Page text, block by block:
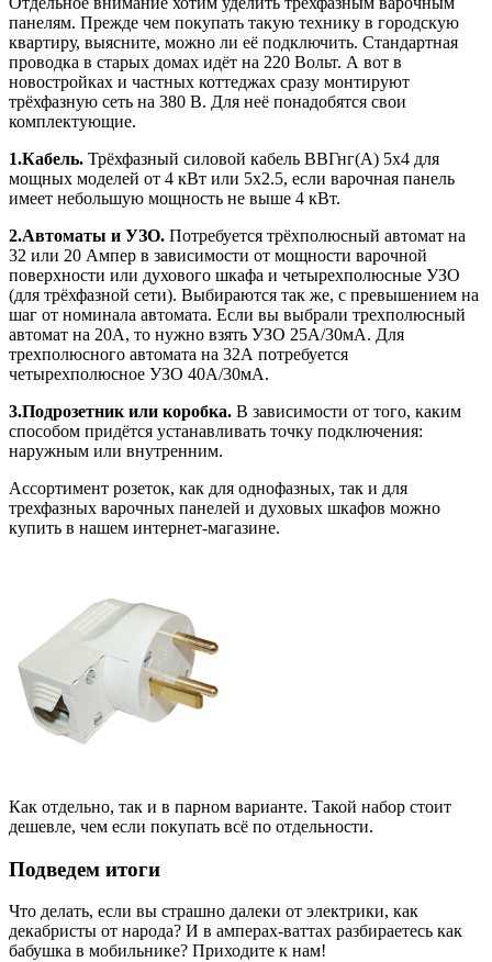
панелям. Прежде чем покупать такую технику в городскую
квартиру, выясните, можно ли её подключить. Стандартная
проводка в старых домах идёт на 220 Вольт. А вот в
новостройках и частных коттеджах сразу монтируют
трёхфазную сеть на 380 В. Для неё понадобятся свои
комплектующие.
1.Кабель. Трёхфазный силовой кабель ВВГнг(А) 5х4 для
мощных моделей от 4 кВт или 5х2.5, если варочная панель
имеет небольшую мощность не выше 4 кВт.
2.Автоматы и УЗО. Потребуется трёхполюсный автомат на
32 или 20 Ампер в зависимости от мощности варочной
поверхности или духового шкафа и четырехполюсные УЗО
(для трёхфазной сети). Выбираются так же, с превышением на
шаг от номинала автомата. Если вы выбрали трехполюсный
автомат на 20А, то нужно взять УЗО 25А/30мА. Для
трехполюсного автомата на 32А потребуется
четырехполюсное УЗО 40А/30мА.
3.Подрозетник или коробка. В зависимости от того, каким
способом придётся устанавливать точку подключения:
наружным или внутренним.
Ассортимент розеток, как для однофазных, так и для
трехфазных варочных панелей и духовых шкафов можно
купить в нашем интернет-магазине.
Как отдельно, так и в парном варианте. Такой набор стоит
дешевле, чем если покупать всё по отдельности.
Подведем итоги
Что делать, если вы страшно далеки от электрики, как
декабристы от народа? И в амперах-ваттах разбираетесь как
бабушка в мобильнике? Приходите к нам!